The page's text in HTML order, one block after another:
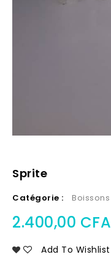
Sprite
Catégorie : Boissons
2.400,00 CFA
Add To Wishlist